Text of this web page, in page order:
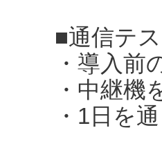
■通信テ
・導入前
・中継機
・1日を